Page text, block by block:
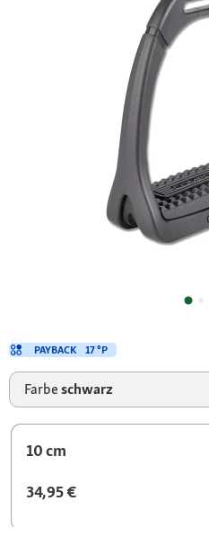
Farbeschwarz
10 cm
34,95 €
PAYBACK 17 °P